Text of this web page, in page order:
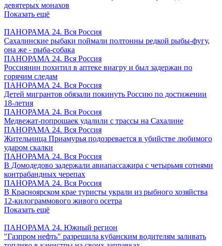
девятерых монахов
Показать ещё
ПАНОРАМА 24. Вся Россия
Сахалинские рыбаки поймали полтонны редкой рыбы-фугу,
она же - рыба-собака
ПАНОРАМА 24. Вся Россия
Россиянин похитил в аптеке виагру и был задержан по
горячим следам
ПАНОРАМА 24. Вся Россия
Детей мигрантов обязали покинуть Россию по достижении
18-летия
ПАНОРАМА 24. Вся Россия
Медвежат-попрошаек удалили с трассы на Сахалине
ПАНОРАМА 24. Вся Россия
Жительница Приамурья подозревается в убийстве любимого
ударом скалки
ПАНОРАМА 24. Вся Россия
В Домодедово задержали авиапассажира с четырьмя сотнями
контрабандных черепах
ПАНОРАМА 24. Вся Россия
В Красноярском крае туристы украли из рыбного хозяйства
12-килограммового живого осетра
Показать ещё
ПАНОРАМА 24. Южный регион
"Газпром нефть" разрешила кубанским водителям заливать